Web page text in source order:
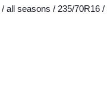
/ all seasons / 235/70R16 /